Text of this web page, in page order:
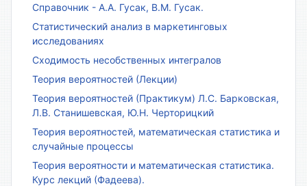
Справочник - А.А. Гусак, В.М. Гусак.
Статистический анализ в маркетинговых
исследованиях
Сходимость несобственных интегралов
Теория вероятностей (Лекции)
Теория вероятностей (Практикум) Л.С. Барковская,
Л.В. Станишевская, Ю.Н. Черторицкий
Теория вероятностей, математическая статистика и
случайные процессы
Теория вероятности и математическая статистика.
Курс лекций (Фадеева).